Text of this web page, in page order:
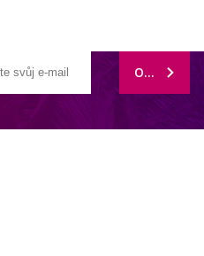
ODEBÍRAT